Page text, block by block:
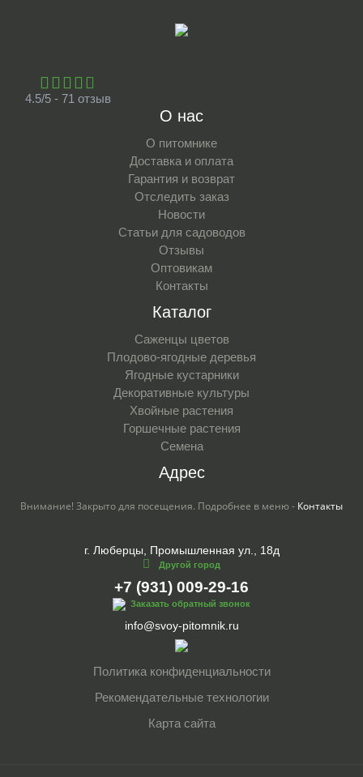
4.5/5 - 71 отзыв
О нас
О питомнике
Доставка и оплата
Гарантия и возврат
Отследить заказ
Новости
Статьи для садоводов
Отзывы
Оптовикам
Контакты
Каталог
Саженцы цветов
Плодово-ягодные деревья
Ягодные кустарники
Декоративные культуры
Хвойные растения
Горшечные растения
Семена
Адрес
Внимание! Закрыто для посещения. Подробнее в меню - Контакты
г. Люберцы, Промышленная ул., 18д
Другой город
+7 (931) 009-29-16
Заказать обратный звонок
info@svoy-pitomnik.ru
Политика конфиденциальности
Рекомендательные технологии
Карта сайта